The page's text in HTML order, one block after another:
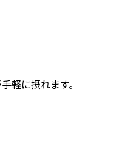
軽に摂れます。